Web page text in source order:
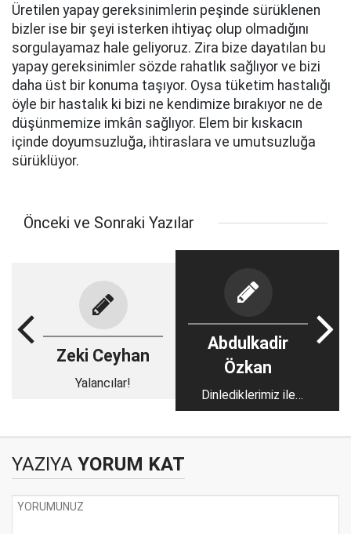
Üretilen yapay gereksinimlerin peşinde sürüklenen
bizler ise bir şeyi isterken ihtiyaç olup olmadığını
sorgulayamaz hale geliyoruz. Zira bize dayatılan bu
yapay gereksinimler sözde rahatlık sağlıyor ve bizi
daha üst bir konuma taşıyor. Oysa tüketim hastalığı
öyle bir hastalık ki bizi ne kendimize bırakıyor ne de
düşünmemize imkân sağlıyor. Elem bir kıskacın
içinde doyumsuzluğa, ihtiraslara ve umutsuzluğa
sürüklüyor.
Önceki ve Sonraki Yazılar
Zeki Ceyhan
Yalancılar!
Abdulkadir
Özkan
Dinlediklerimiz ile
gördüklerimiz çok
YAZIYA YORUM KAT